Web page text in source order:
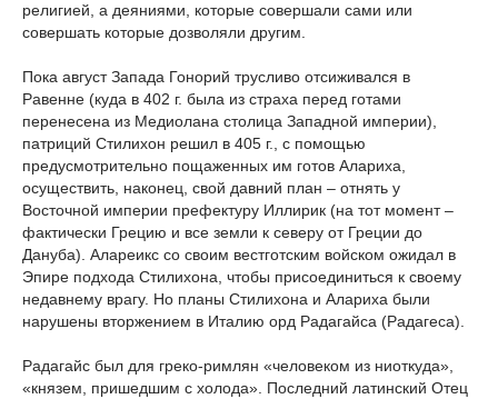
религией, а деяниями, которые совершали сами или
совершать которые дозволяли другим.
Пока август Запада Гонорий трусливо отсиживался в
Равенне (куда в 402 г. была из страха перед готами
перенесена из Медиолана столица Западной империи),
патриций Стилихон решил в 405 г., с помощью
предусмотрительно пощаженных им готов Алариха,
осуществить, наконец, свой давний план – отнять у
Восточной империи префектуру Иллирик (на тот момент –
фактически Грецию и все земли к северу от Греции до
Дануба). Алареикс со своим вестготским войском ожидал в
Эпире подхода Стилихона, чтобы присоединиться к своему
недавнему врагу. Но планы Стилихона и Алариха были
нарушены вторжением в Италию орд Радагайса (Радагеса).
Радагайс был для греко-римлян «человеком из ниоткуда»,
«князем, пришедшим с холода». Последний латинский Отец